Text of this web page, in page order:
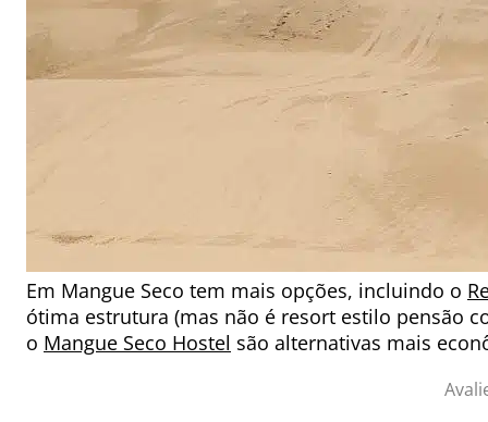
Em Mangue Seco tem mais opções, incluindo o
ótima estrutura (mas não é resort estilo pensão
o Mangue Seco Hostel são alternativas mais